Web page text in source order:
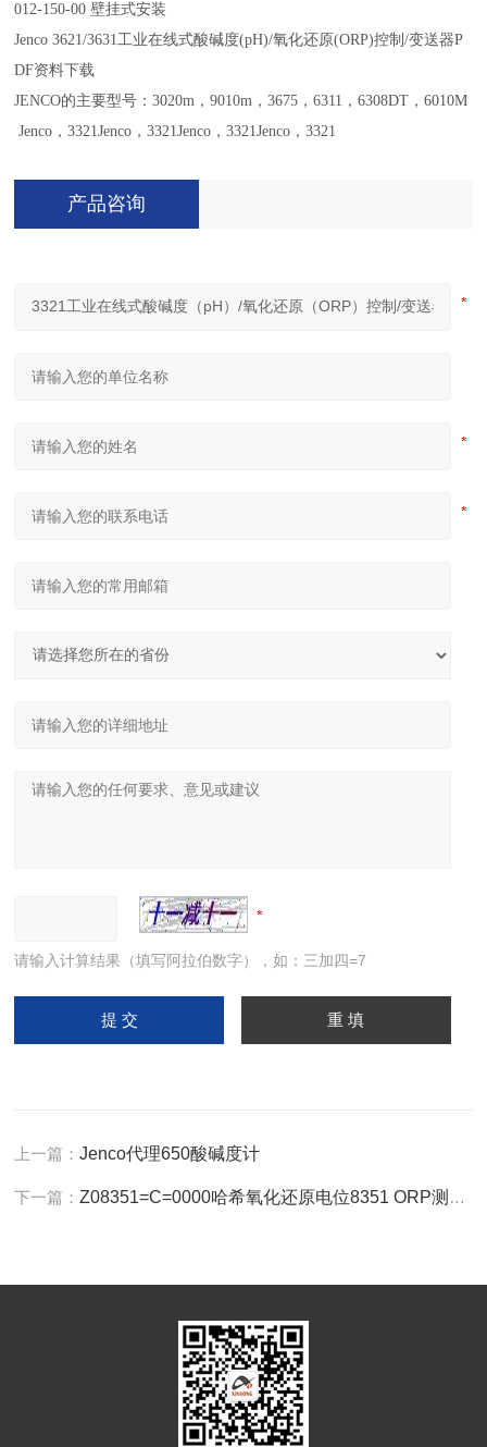
012-150-00 壁挂式安装
Jenco 3621/3631工业在线式酸碱度(pH)/氧化还原(ORP)控制/变送器P
DF资料下载
JENCO的主要型号：3020m，9010m，3675，6311，6308DT，6010M
Jenco，3321Jenco，3321Jenco ，3321Jenco ，3321
产品咨询
请输入计算结果（填写阿拉伯数字），如：三加四=7
上一篇：Jenco代理650酸碱度计
下一篇：Z08351=C=0000哈希氧化还原电位8351 ORP测定仪电极